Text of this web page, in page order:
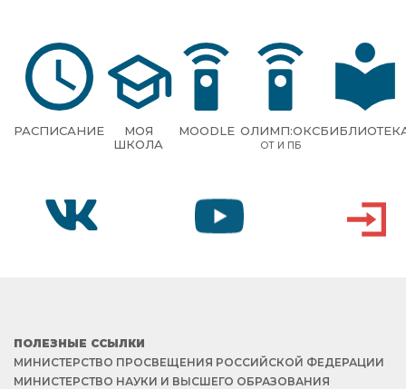
РАСПИСАНИЕ
МОЯ
ШКОЛА
MOODLE ОЛИМП:ОКС
ОТ И ПБ
ПОЛЕЗНЫЕ ССЫЛКИ
МИНИСТЕРСТВО ПРОСВЕЩЕНИЯ РОССИЙСКОЙ ФЕДЕРАЦИИ
МИНИСТЕРСТВО НАУКИ И ВЫСШЕГО ОБРАЗОВАНИЯ